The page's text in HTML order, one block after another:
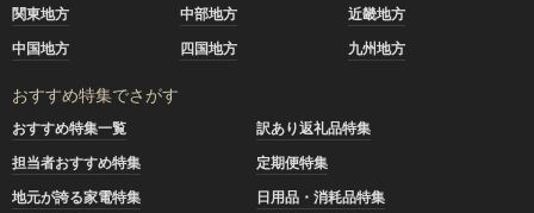
関東地方
中部地方
近畿地方
中国地方
四国地方 九州地方
おすすめ特集でさがす
おすすめ特集一覧
訳あり返礼品特集
担当者おすすめ特集
定期便特集
地元が誇る家電特集
日用品・消耗品特集